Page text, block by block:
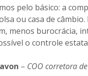
pelo básico: a
ou casa de
menos burocrácia,
o controle
– COO corretora